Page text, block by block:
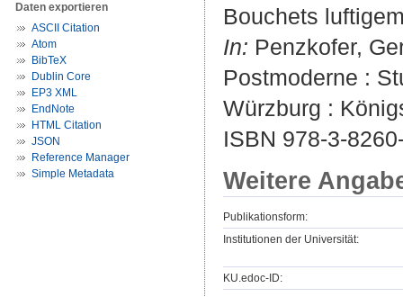
Daten exportieren
ASCII Citation
Atom
BibTeX
Dublin Core
EP3 XML
EndNote
HTML Citation
JSON
Reference Manager
Simple Metadata
Bouchets
In: Penzkofer,
Postmoderne :
Würzburg :
ISBN 978-3-
Weitere
Publikationsform:
Institutionen der Universität:
KU.edoc-ID: